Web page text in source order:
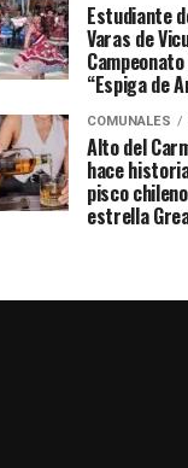
Estudiante
Varas de
“Espiga de
COMUNALES
Alto del
hace
pisco
estrella